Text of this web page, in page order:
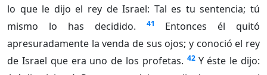
lo que le dijo el rey de Israel: Tal es tu sentencia; tú
mismo lo has decidido.
41
Entonces él quitó
apresuradamente la venda de sus ojos; y conoció el rey
de Israel que era uno de los profetas. 42 Y éste le dijo: